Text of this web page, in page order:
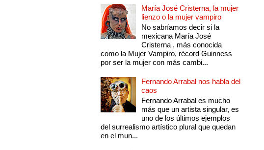
María José Cristerna, la mujer
lienzo o la mujer vampiro
No sabríamos decir si la
mexicana María José
Cristerna , más conocida
como la Mujer Vampiro, récord Guinness
por ser la mujer con más cambi...
Fernando Arrabal nos habla del
caos
Fernando Arrabal es mucho
más que un artista singular, es
uno de los últimos ejemplos
del surrealismo artístico plural que quedan
en el mun...